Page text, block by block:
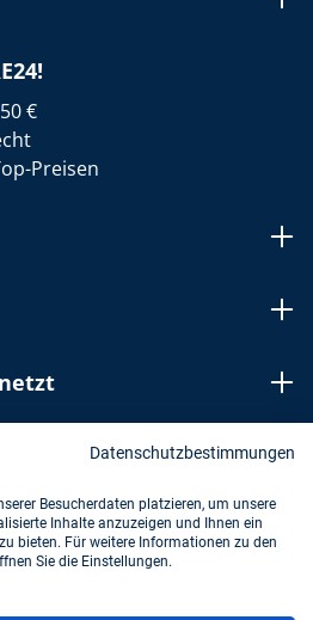
€
Preisen
widerrufen
AGB Datenschutz
Mehrwertsteuer zzgl.
Datenschutzbestimmungen
Besucherdaten platzieren, um unsere
Inhalte anzuzeigen und Ihnen ein
bieten. Für weitere Informationen zu den
Sie die Einstellungen.